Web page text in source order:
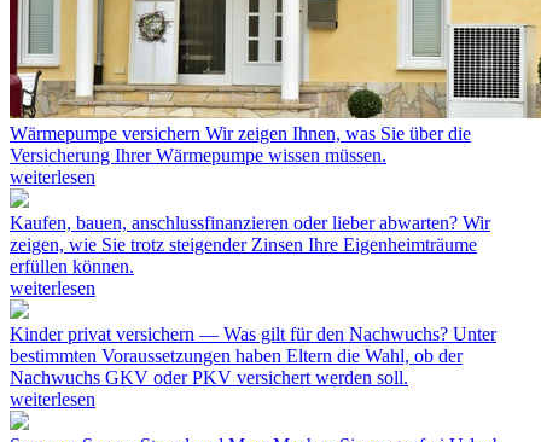
Wärmepumpe versichern Wir zeigen Ihnen, was Sie über die
Versicherung Ihrer Wärmepumpe wissen müssen.
weiterlesen
Kaufen, bauen, anschlussfinanzieren oder lieber abwarten? Wir
zeigen, wie Sie trotz steigender Zinsen Ihre Eigenheimträume
erfüllen können.
weiterlesen
Kinder privat versichern — Was gilt für den Nachwuchs? Unter
bestimmten Voraussetzungen haben Eltern die Wahl, ob der
Nachwuchs GKV oder PKV versichert werden soll.
weiterlesen